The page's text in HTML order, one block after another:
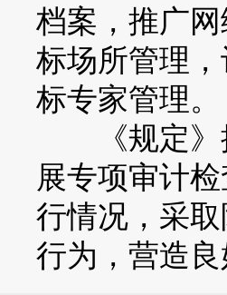
档案，推广
标场所管理
标专家管理。
《规定》提
展专项审计
行情况，采
行为，营造